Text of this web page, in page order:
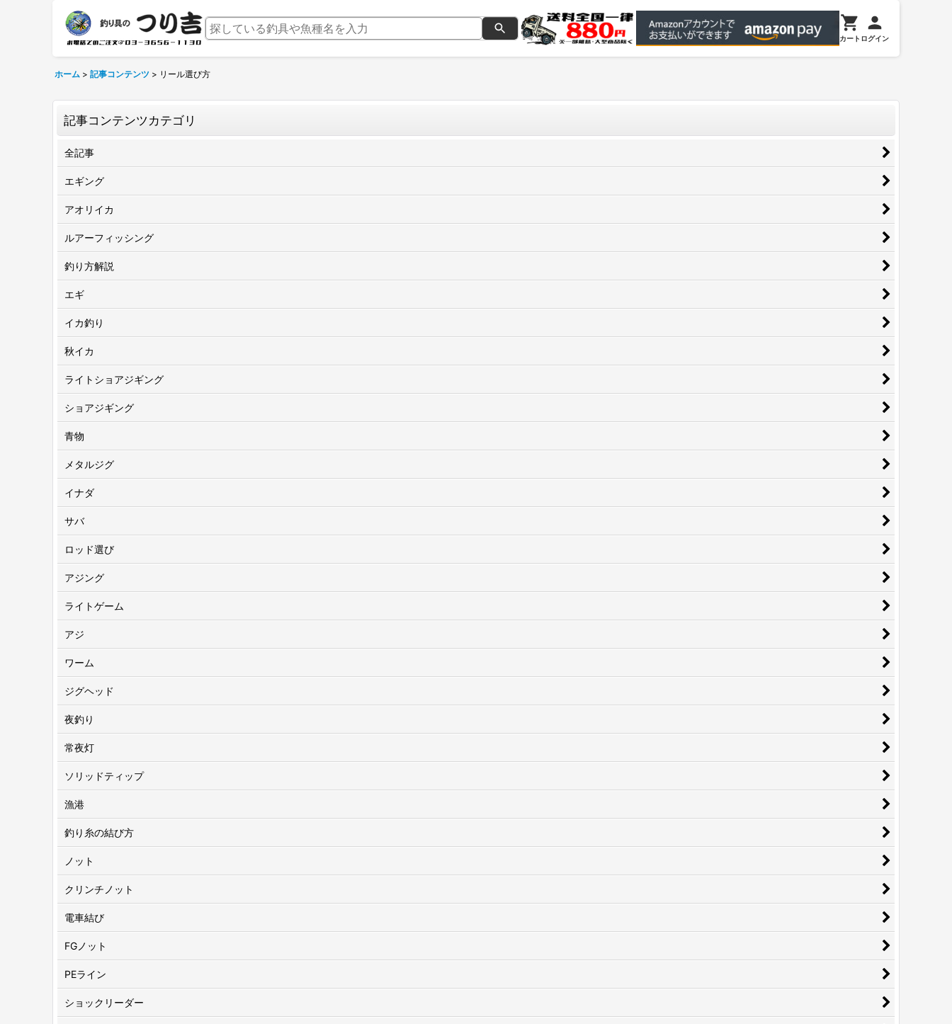
カート ログイン
ホーム > 記事コンテンツ > リール選び方
記事コンテンツカテゴリ
全記事
エギング
アオリイカ
ルアーフィッシング
釣り方解説
エギ
イカ釣り
秋イカ
ライトショアジギング
ショアジギング
青物
メタルジグ
イナダ
サバ
ロッド選び
アジング
ライトゲーム
アジ
ワーム
ジグヘッド
夜釣り
常夜灯
ソリッドティップ
漁港
釣り糸の結び方
ノット
クリンチノット
電車結び
FGノット
PEライン
ショックリーダー